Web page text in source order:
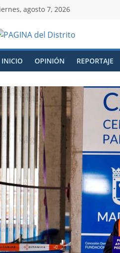
agosto 7, 2026
INICIO OPINIÓN REPORTAJE